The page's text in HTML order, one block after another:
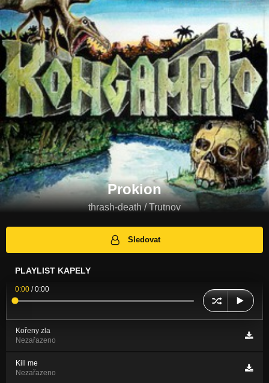
Prokion
thrash-death / Trutnov
Sledovat
PLAYLIST KAPELY
0:00 /0:00
Kořeny zla
Nezařazeno
Kill me
Nezařazeno